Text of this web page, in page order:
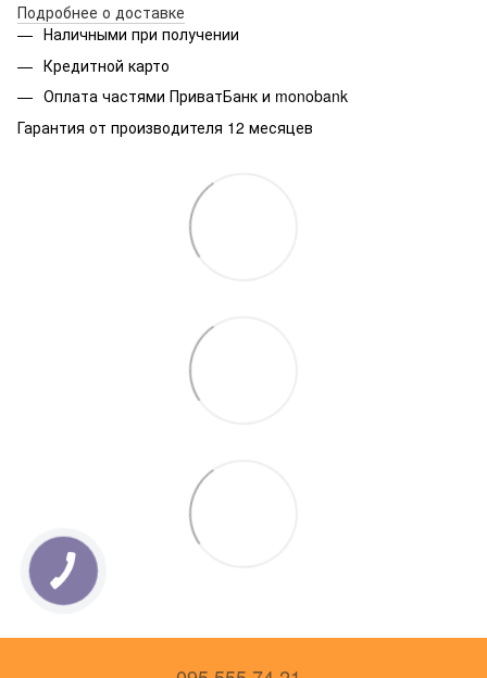
Подробнее о доставке
Наличными при получении
Кредитной карто
Оплата частями ПриватБанк и monobank
Гарантия от производителя 12 месяцев